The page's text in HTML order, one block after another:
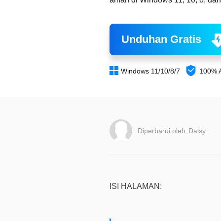
Unduhan Gratis
 Windows 11/10/8/7  100%
Diperbarui oleh Daisy
ISI HALAMAN: